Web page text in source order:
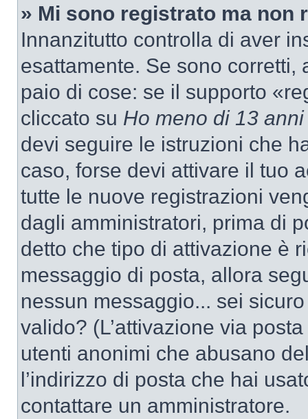
» Mi sono registrato ma non
Innanzitutto controlla di aver
esattamente. Se sono
paio di cose: se il supporto
cliccato su Ho meno di 13 anni
devi seguire le istruzioni che
caso, forse devi attivare il tuo
tutte le nuove registrazioni
dagli amministratori, prima di
detto che tipo di attivazione è
messaggio di posta, allora
nessun messaggio... sei
valido? (L’attivazione via
utenti anonimi che abusano
l’indirizzo di posta che hai
contattare un amministratore.